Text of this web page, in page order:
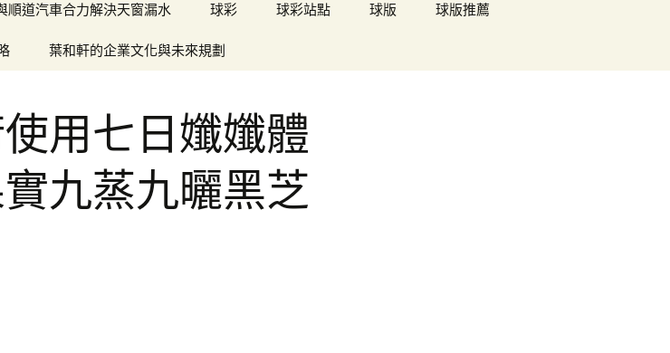
順道汽車合力解決天窗漏水 球彩 球彩站點 球版 球版推薦
葉和軒的企業文化與未來規劃
用七日孅孅體
九蒸九曬黑芝